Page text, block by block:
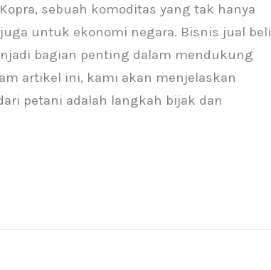
sebuah komoditas yang tak hanya
untuk ekonomi negara. Bisnis jual beli
bagian penting dalam mendukung
artikel ini, kami akan menjelaskan
petani adalah langkah bijak dan